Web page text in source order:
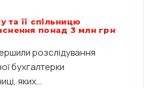
та її спільницю
понад 3 млн грн
розслідування
бухгалтерки
яких...